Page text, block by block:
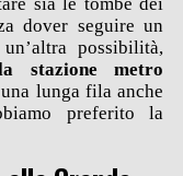
dover seguire un
possibilità,
stazione metro
lunga fila anche
preferito la